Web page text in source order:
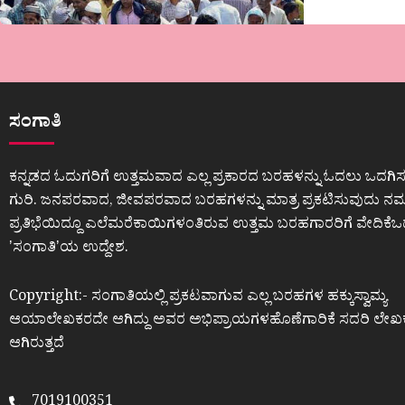
ಸಿದ್ಧಾರ್ಥ
ಸಂಗಾತಿ
ಕನ್ನಡದ ಓದುಗರಿಗೆ ಉತ್ತಮವಾದ ಎಲ್ಲ ಪ್ರಕಾರದ ಬರಹಳನ್ನು ಓದಲು
ಗುರಿ. ಜನಪರವಾದ, ಜೀವಪರವಾದ ಬರಹಗಳನ್ನು ಮಾತ್ರ ಪ್ರಕಟಿಸುವುದು
ಪ್ರತಿಭೆಯಿದ್ದೂ ಎಲೆಮರೆಕಾಯಿಗಳಂತಿರುವ ಉತ್ತಮ ಬರಹಗಾರರಿಗೆ
ʼಸಂಗಾತಿʼಯ ಉದ್ದೇಶ.
Copyright:- ಸಂಗಾತಿಯಲ್ಲಿ ಪ್ರಕಟವಾಗುವ ಎಲ್ಲ ಬರಹಗಳ ಹಕ್ಕುಸ್ವಾಮ್ಯ
ಆಯಾಲೇಖಕರದೇ ಆಗಿದ್ದು ಅವರ ಅಭಿಪ್ರಾಯಗಳಹೊಣೆಗಾರಿಕೆ ಸದರಿ
ಆಗಿರುತ್ತದೆ